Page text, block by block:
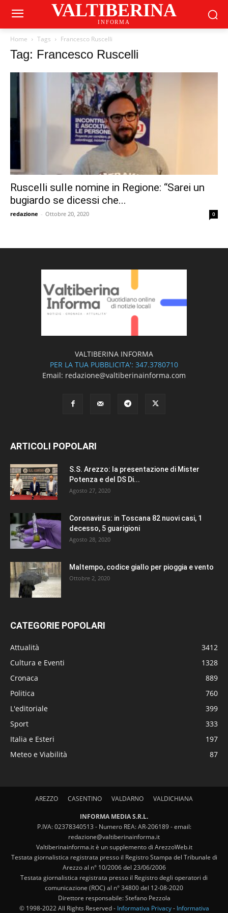
VALTIBERINA
INFORMA
Home Tags Francesco Ruscelli
Tag: Francesco Ruscelli
Ruscelli sulle nomine in Regione: “Sarei un
bugiardo se dicessi che...
redazione - Ottobre 20, 2020 0
VALTIBERINA INFORMA
PER LA TUA PUBBLICITA': 347.3780710
Email: redazione@valtiberinainforma.com
ARTICOLI POPOLARI
S.S. Arezzo: la presentazione di Mister
Potenza e del DS Di...
Agosto 27, 2020
Coronavirus: in Toscana 82 nuovi casi, 1
decesso, 5 guarigioni
Agosto 28, 2020
Maltempo, codice giallo per pioggia e vento
Ottobre 2, 2020
CATEGORIE POPOLARI
Attualità
3412
Cultura e Eventi
1328
Cronaca
889
Politica
760
L'editoriale
399
Sport
333
Italia e Esteri
197
Meteo e Viabilità
87
AREZZO CASENTINO VALDARNO VALDICHIANA
INFORMA MEDIA S.R.L.
P.IVA: 02378340513 - Numero REA: AR-206189 - email:
redazione@valtiberinainforma.it
Valtiberinainforma.it è un supplemento di ArezzoWeb.it
Testata giornalistica registrata presso il Registro Stampa del Tribunale di
Arezzo al n° 10/2006 del 23/06/2006
Testata giornalistica registrata presso il Registro degli operatori di
comunicazione (ROC) al n° 34800 del 12-08-2020
Direttore responsabile: Stefano Pezzola
© 1998-2022 All Rights Reserved - Informativa Privacy- Informativa